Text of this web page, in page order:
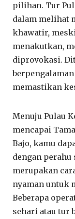
pilihan. Tur
dalam melihat
khawatir,
menakutkan,
diprovokasi.
memastikan
Menuju Pulau
mencapai
Bajo, kamu
dengan perahu
merupakan
nyaman untuk
Beberapa
sehari atau tur